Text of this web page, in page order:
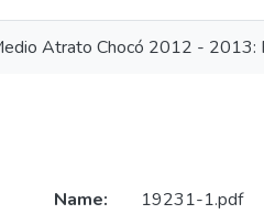
Atrato Chocó 2012 -
Name:
19231-1.pdf